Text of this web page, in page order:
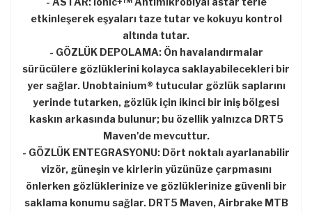
etkinleşerek eşyaları taze tutar ve kokuyu kontrol
altında tutar.
- GÖZLÜK DEPOLAMA: Ön havalandırmalar
sürücülere gözlüklerini kolayca saklayabilecekleri bir
yer sağlar. Unobtainium® tutucular gözlük saplarını
yerinde tutarken, gözlük için ikinci bir iniş bölgesi
kaskın arkasında bulunur; bu özellik yalnızca DRT5
Maven'de mevcuttur.
- GÖZLÜK ENTEGRASYONU: Dört noktalı ayarlanabilir
vizör, güneşin ve kirlerin yüzünüze çarpmasını
önlerken gözlüklerinize ve gözlüklerinize güvenli bir
saklama konumu sağlar. DRT5 Maven, Airbrake MTB